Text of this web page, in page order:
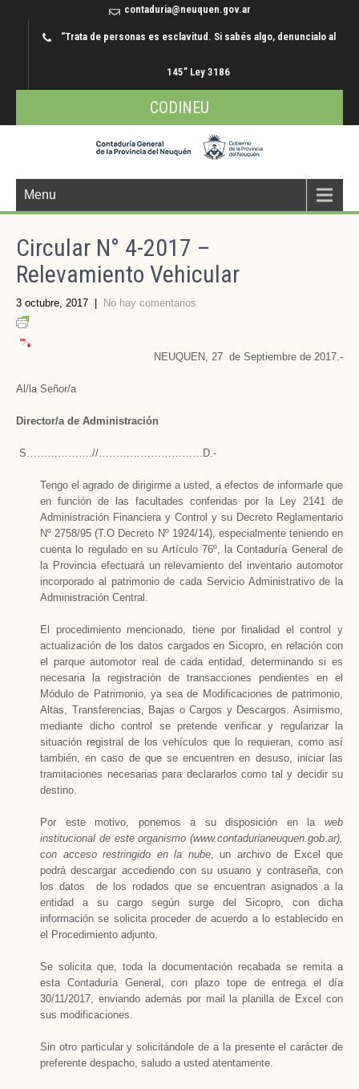
contaduria@neuquen.gov.ar
“Trata de personas es esclavitud. Si sabés algo, denuncialo al
145” Ley 3186
CODINEU
Menu
Circular N° 4-2017 –
Relevamiento Vehicular
3 octubre, 2017 No hay comentarios
NEUQUEN, 27 de Septiembre de 2017.-
Al/la Señor/a
Director/a de Administración
S……………….//…………………………D.-
Tengo el agrado de dirigirme a usted, a efectos de informarle que
en función de las facultades conferidas por la Ley 2141 de
Administración Financiera y Control y su Decreto Reglamentario
Nº 2758/95 (T.O Decreto Nº 1924/14), especialmente teniendo en
cuenta lo regulado en su Artículo 76º, la Contaduría General de
la Provincia efectuará un relevamiento del inventario automotor
incorporado al patrimonio de cada Servicio Administrativo de la
Administración Central.
El procedimiento mencionado, tiene por finalidad el control y
actualización de los datos cargados en Sicopro, en relación con
el parque automotor real de cada entidad, determinando si es
necesaria la registración de transacciones pendientes en el
Módulo de Patrimonio, ya sea de Modificaciones de patrimonio,
Altas, Transferencias, Bajas o Cargos y Descargos. Asimismo,
mediante dicho control se pretende verificar y regularizar la
situación registral de los vehículos que lo requieran, como así
también, en caso de que se encuentren en desuso, iniciar las
tramitaciones necesarias para declararlos como tal y decidir su
destino.
Por este motivo, ponemos a su disposición en la web
institucional de este organismo (www.contadurianeuquen.gob.ar),
con acceso restringido en la nube, un archivo de Excel que
podrá descargar accediendo con su usuario y contraseña, con
los datos de los rodados que se encuentran asignados a la
entidad a su cargo según surge del Sicopro, con dicha
información se solicita proceder de acuerdo a lo establecido en
el Procedimiento adjunto.
Se solicita que, toda la documentación recabada se remita a
esta Contaduría General, con plazo tope de entrega el día
30/11/2017, enviando además por mail la planilla de Excel con
sus modificaciones.
Sin otro particular y solicitándole de a la presente el carácter de
preferente despacho, saludo a usted atentamente.